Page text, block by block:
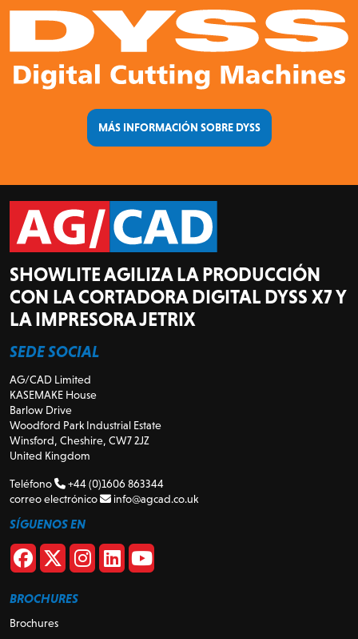
MÁS INFORMACIÓN SOBRE DYSS
SHOWLITE AGILIZA LA PRODUCCIÓN
CON LA CORTADORA DIGITAL DYSS X7 Y
LA IMPRESORA JETRIX
SEDE SOCIAL
AG/CAD Limited
KASEMAKE House
Barlow Drive
Woodford Park Industrial Estate
Winsford, Cheshire, CW7 2JZ
United Kingdom
Teléfono
+44 (0)1606 863344
correo electrónico
info@agcad.co.uk
SÍGUENOS EN
BROCHURES
Brochures